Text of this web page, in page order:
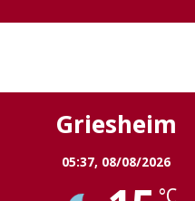
Griesheim
05:37, 08/08/2026
°C